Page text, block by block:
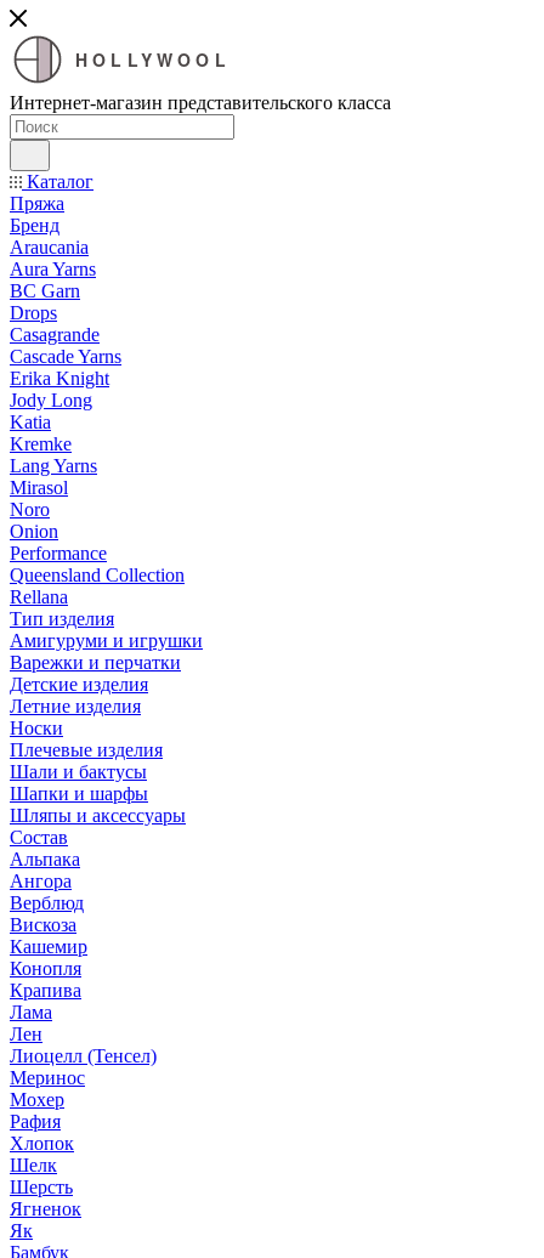
HOLLYWOOL
Интернет-магазин представительского класса
Каталог
Пряжа
Бренд
Araucania
Aura Yarns
BC Garn
Drops
Casagrande
Cascade Yarns
Erika Knight
Jody Long
Katia
Kremke
Lang Yarns
Mirasol
Noro
Onion
Performance
Queensland Collection
Rellana
Тип изделия
Амигуруми и игрушки
Варежки и перчатки
Детские изделия
Летние изделия
Носки
Плечевые изделия
Шали и бактусы
Шапки и шарфы
Шляпы и аксессуары
Состав
Альпака
Ангора
Верблюд
Вискоза
Кашемир
Конопля
Крапива
Лама
Лен
Лиоцелл (Тенсел)
Меринос
Мохер
Рафия
Хлопок
Шелк
Шерсть
Ягненок
Як
Бамбук